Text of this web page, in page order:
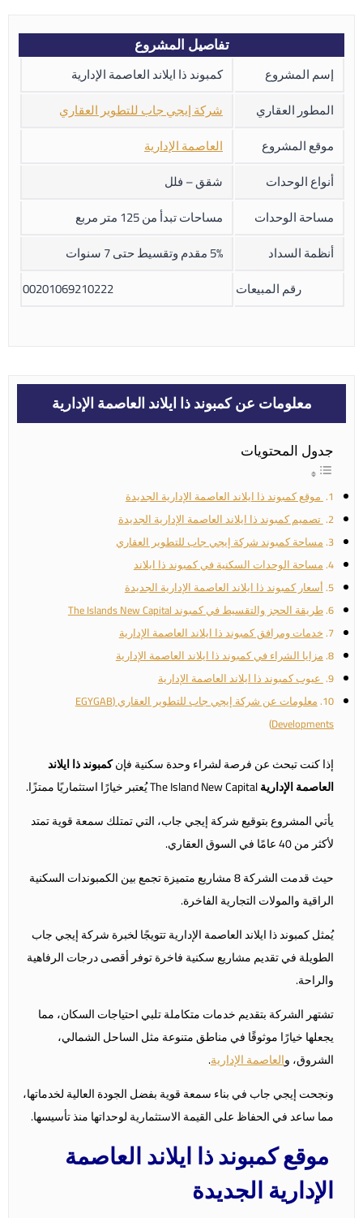
تفاصيل المشروع
إسم المشروع
كمبوند ذا ايلاند العاصمة الإدارية
المطور العقاري
شركة إيجي جاب للتطوير العقاري
موقع المشروع
العاصمة الإدارية
أنواع الوحدات
شقق – فلل
مساحة الوحدات
مساحات تبدأ من 125 متر مربع
أنظمة السداد
5% مقدم وتقسيط حتى 7 سنوات
رقم المبيعات
00201069210222
معلومات عن كمبوند ذا ايلاند العاصمة الإدارية
جدول المحتويات
موقع كمبوند ذا ايلاند العاصمة الإدارية الجديدة
تصميم كمبوند ذا ايلاند العاصمة الإدارية الجديدة
مساحة كمبوند شركة إيجي جاب للتطوير العقاري
مساحة الوحدات السكنية في كمبوند ذا ايلاند
أسعار كمبوند ذا ايلاند العاصمة الإدارية الجديدة
طريقة الحجز والتقسيط في كمبوند The Islands New Capital
خدمات ومرافق كمبوند ذا ايلاند العاصمة الإدارية
مزايا الشراء في كمبوند ذا ايلاند العاصمة الإدارية
عيوب كمبوند ذا ايلاند العاصمة الإدارية
معلومات عن شركة إيجي جاب للتطوير العقاري (EGYGAB
Developments)
إذا كنت تبحث عن فرصة لشراء وحدة سكنية فإنكمبوند ذا ايلاند
العاصمة الإدارية
يأتي المشروع بتوقيع شركة إيجي جاب، التي تمتلك سمعة قوية تمتد
لأكثر من 40 عامًا في السوق العقاري.
حيث قدمت الشركة 8 مشاريع متميزة تجمع بين الكمبوندات السكنية
الراقية والمولات التجارية الفاخرة.
يُمثل كمبوند ذا ايلاند العاصمة الإدارية تتويجًا لخبرة شركة إيجي جاب
الطويلة في تقديم مشاريع سكنية فاخرة توفر أقصى درجات الرفاهية
والراحة.
تشتهر الشركة بتقديم خدمات متكاملة تلبي احتياجات السكان، مما
يجعلها خيارًا موثوقًا في مناطق متنوعة مثل الساحل الشمالي،
الشروق، والعاصمة الإدارية.
ونجحت إيجي جاب في بناء سمعة قوية بفضل الجودة العالية لخدماتها،
مما ساعد في الحفاظ على القيمة الاستثمارية لوحداتها منذ تأسيسها.
موقع كمبوند ذا ايلاند العاصمة
الإدارية الجديدة